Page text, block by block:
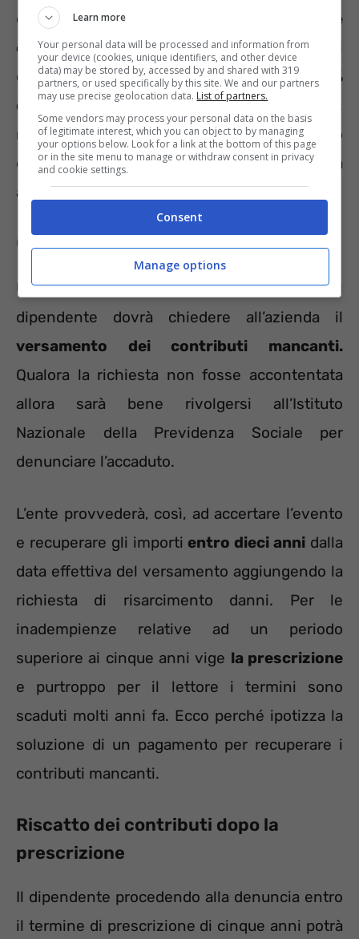
dovuta al dipendente diventa
evasore
contributivo. Ricordiamo che i contributi
obbligatori annuali corrispondonoal 33%
della retribuzionedel lavoratori sulla base,
naturalmente, delle giornate di lavoro
effettivamente svolte. Chi non ottempera
all’obbligo incorreràin sanzioni economiche.
Come deve agire il dipendente
Una volta accertata la mancanza, il
dipendente dovrà chiedere all’azienda il
versamento dei contributi mancanti.
Qualora la richiesta non fosse accontentata
allora sarà bene rivolgersi all’Istituto
Nazionale della Previdenza Sociale per
denunciare l’accaduto.
L’ente provvederà, così, ad accertare l’evento
e recuperare gli importientro dieci anni dalla
data effettiva del versamento aggiungendo la
richiesta di risarcimento danni. Per le
inadempienze relative ad un periodo
superiore ai cinque anni vige la prescrizione
e purtroppo per il lettore i termini sono
scaduti molti anni fa. Ecco perché ipotizza la
soluzione di un pagamento per recuperare i
contributi mancanti.
Riscatto dei contributi dopo la
prescrizione
Il dipendente procedendo alla denuncia entro
il termine di prescrizione di cinque anni potrà
Learn more
Your personal data will be processed and information from
your device (cookies, unique identifiers, and other device
data) may be stored by, accessed by and shared with 319
partners, or used specifically by this site. We and our partners
may use precise geolocation data. List of partners.
Some vendors may process your personal data on the basis
of legitimate interest, which you can object to by managing
your options below. Look for a link at the bottom of this page
or in the site menu to manage or withdraw consent in privacy
and cookie settings.
Consent
Manage options